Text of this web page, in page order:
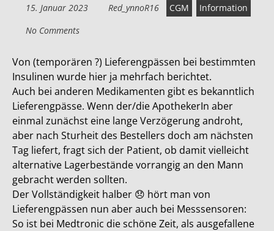
15. Januar 2023 Red_ynnoR16 CGM
Information
No Comments
Von (temporären ?) Lieferengpässen bei bestimmten
Insulinen wurde hier ja mehrfach berichtet.
Auch bei anderen Medikamenten gibt es bekanntlich
Lieferengpässe. Wenn der/die ApothekerIn aber
einmal zunächst eine lange Verzögerung androht,
aber nach Sturheit des Bestellers doch am nächsten
Tag liefert, fragt sich der Patient, ob damit vielleicht
alternative Lagerbestände vorrangig an den Mann
gebracht werden sollten.
Der Vollständigkeit halber 😞 hört man von
Lieferengpässen nun aber auch bei Messsensoren:
So ist bei Medtronic die schöne Zeit, als ausgefallene